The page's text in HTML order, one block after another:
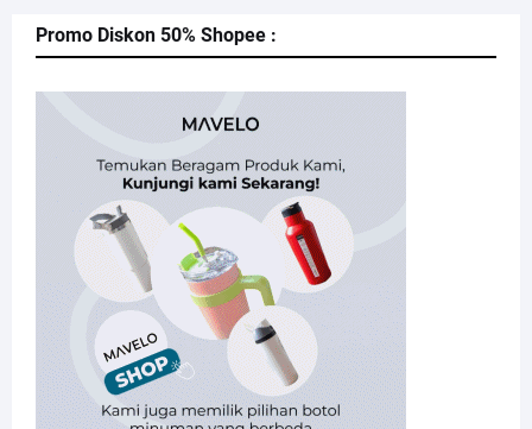
Promo Diskon 50% Shopee :